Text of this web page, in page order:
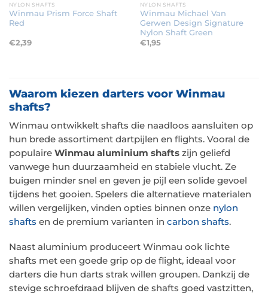
NYLON SHAFTS
Winmau Prism Force Shaft
Red
€2,39
NYLON SHAFTS
Winmau Michael Van
Gerwen Design Signature
Nylon Shaft Green
€1,95
Waarom kiezen darters voor Winmau
shafts?
Winmau ontwikkelt shafts die naadloos aansluiten op
hun brede assortiment dartpijlen en flights. Vooral de
populaire Winmau aluminium shafts zijn geliefd
vanwege hun duurzaamheid en stabiele vlucht. Ze
buigen minder snel en geven je pijl een solide gevoel
tijdens het gooien. Spelers die alternatieve materialen
willen vergelijken, vinden opties binnen onze nylon
shafts en de premium varianten in carbon shafts.
Naast aluminium produceert Winmau ook lichte
shafts met een goede grip op de flight, ideaal voor
darters die hun darts strak willen groupen. Dankzij de
stevige schroefdraad blijven de shafts goed vastzitten,